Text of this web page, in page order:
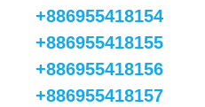
+886955418154
+886955418155
+886955418156
+886955418157